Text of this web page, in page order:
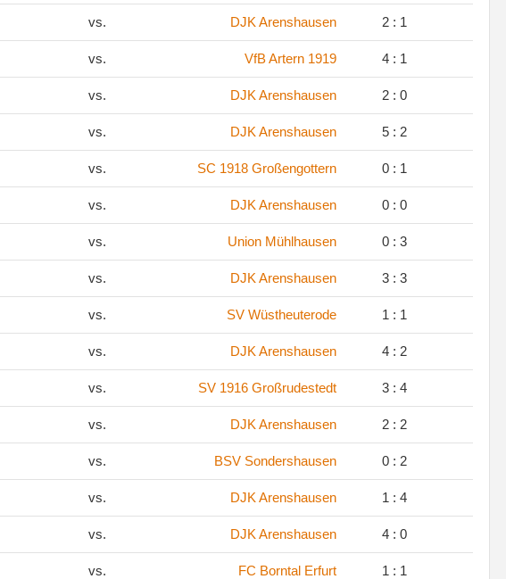
vs. DJK Arenshausen 2 : 1
vs. VfB Artern 1919 4 : 1
vs. DJK Arenshausen 2 : 0
vs. DJK Arenshausen 5 : 2
vs. SC 1918 Großengottern 0 : 1
vs. DJK Arenshausen 0 : 0
vs. Union Mühlhausen 0 : 3
vs. DJK Arenshausen 3 : 3
vs. SV Wüstheuterode 1 : 1
vs. DJK Arenshausen 4 : 2
vs. SV 1916 Großrudestedt 3 : 4
vs. DJK Arenshausen 2 : 2
vs. BSV Sondershausen 0 : 2
vs. DJK Arenshausen 1 : 4
vs. DJK Arenshausen 4 : 0
vs. FC Borntal Erfurt 1 : 1